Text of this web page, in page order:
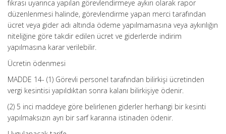
fıkrası uyarınca yapılan görevlendirmeye aykırı olarak rapor
düzenlenmesi halinde, görevlendirme yapan merci tarafından
ücret veya gider adı altında ödeme yapılmamasına veya aykırılığın
niteliğine göre takdir edilen ücret ve giderlerde indirim
yapılmasına karar verilebilir.
Ücretin ödenmesi
MADDE 14- (1) Görevli personel tarafından bilirkişi ücretinden
vergi kesintisi yapıldıktan sonra kalanı bilirkişiye ödenir.
(2) 5 inci maddeye göre belirlenen giderler herhangi bir kesinti
yapılmaksızın ayrı bir sarf kararına istinaden ödenir.